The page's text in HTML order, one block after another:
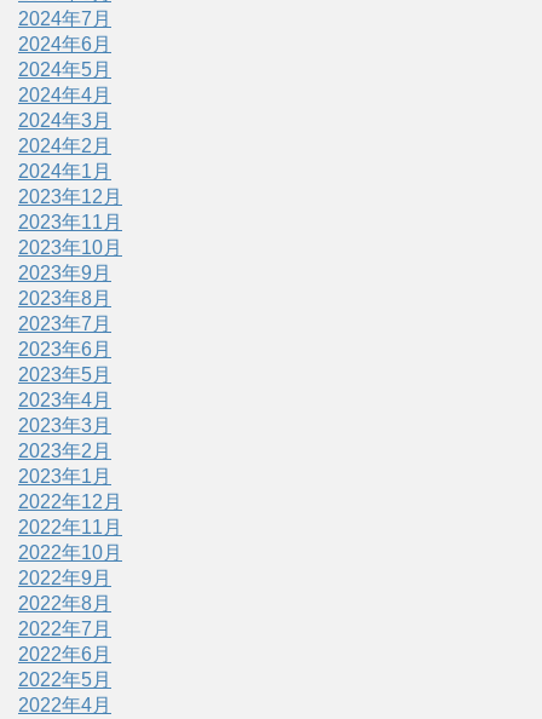
2024年7月
2024年6月
2024年5月
2024年4月
2024年3月
2024年2月
2024年1月
2023年12月
2023年11月
2023年10月
2023年9月
2023年8月
2023年7月
2023年6月
2023年5月
2023年4月
2023年3月
2023年2月
2023年1月
2022年12月
2022年11月
2022年10月
2022年9月
2022年8月
2022年7月
2022年6月
2022年5月
2022年4月